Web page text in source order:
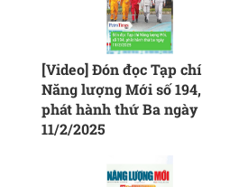
[Video] Đón đọc Tạp chí
Năng lượng Mới số 194,
phát hành thứ Ba ngày
11/2/2025